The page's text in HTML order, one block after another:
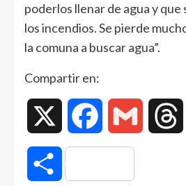
poderlos llenar de agua y
los incendios. Se pierde
la comuna a buscar agua”.
Compartir en:
Facebook Gmail
Compartir